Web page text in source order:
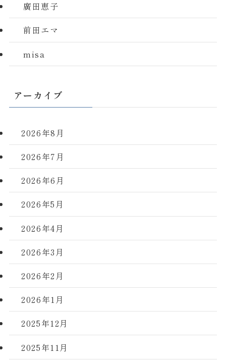
廣田恵子
前田エマ
misa
アーカイブ
2026年8月
2026年7月
2026年6月
2026年5月
2026年4月
2026年3月
2026年2月
2026年1月
2025年12月
2025年11月